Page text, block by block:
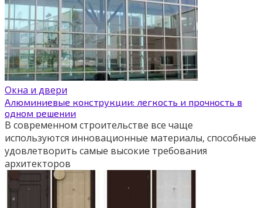
Окна и двери
Алюминиевые конструкции: легкость и прочность в
одном решении
В современном строительстве все чаще
используются инновационные материалы, способные
удовлетворить самые высокие требования
архитекторов